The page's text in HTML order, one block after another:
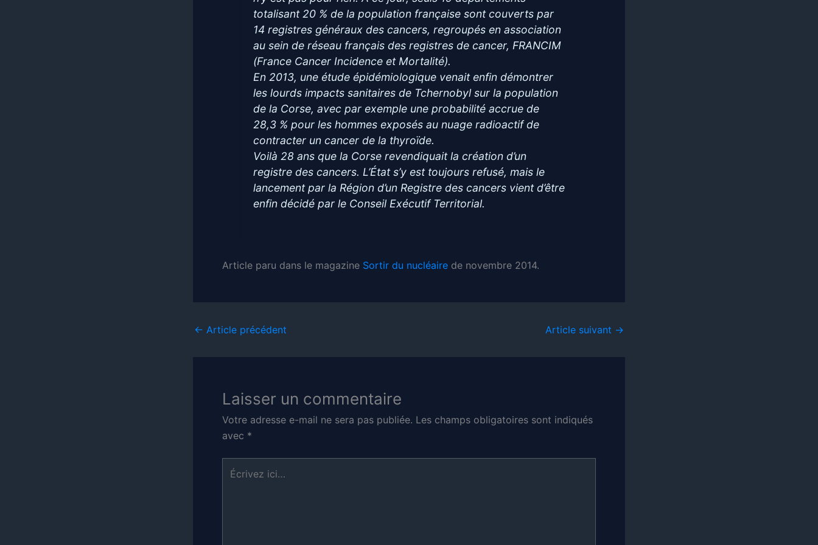
totalisant 20 % de la population française sont couverts par
14 registres généraux des cancers, regroupés en association
au sein de réseau français des registres de cancer, FRANCIM
(France Cancer Incidence et Mortalité).
En 2013, une étude épidémiologique venait enfin démontrer
les lourds impacts sanitaires de Tchernobyl sur la population
de la Corse, avec par exemple une probabilité accrue de
28,3 % pour les hommes exposés au nuage radioactif de
contracter un cancer de la thyroïde.
Voilà 28 ans que la Corse revendiquait la création d’un
registre des cancers. L’État s’y est toujours refusé, mais le
lancement par la Région d’un Registre des cancers vient d’être
enfin décidé par le Conseil Exécutif Territorial.
Article paru dans le magazine Sortir du nucléaire de novembre 2014.
← Article précédent Article suivant →
Laisser un commentaire
Votre adresse e-mail ne sera pas publiée. Les champs obligatoires sont indiqués
avec *
Écrivez
ici…